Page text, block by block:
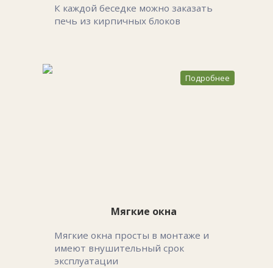
К каждой беседке можно заказать
печь из кирпичных блоков
Подробнее
Мягкие окна
Мягкие окна просты в монтаже и
имеют внушительный срок
эксплуатации